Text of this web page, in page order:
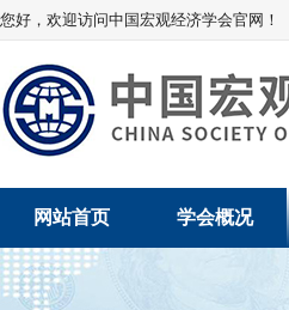
您好，欢迎访问中国宏观经济学会官网！
网站首页 学会概况